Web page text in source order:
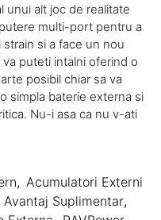
unui alt joc de realitate
multi-port pentru a
si a face un nou
puteti intalni oferind o
posibil chiar sa va
simpla baterie externa si
Nu-i asa ca nu v-ati
, Acumulatori Externi
Avantaj Suplimentar,